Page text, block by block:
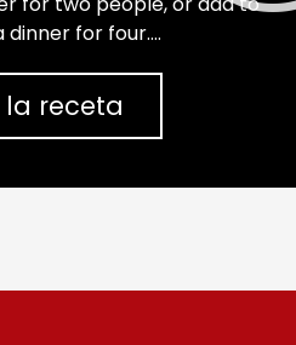
dinner for four….
la receta